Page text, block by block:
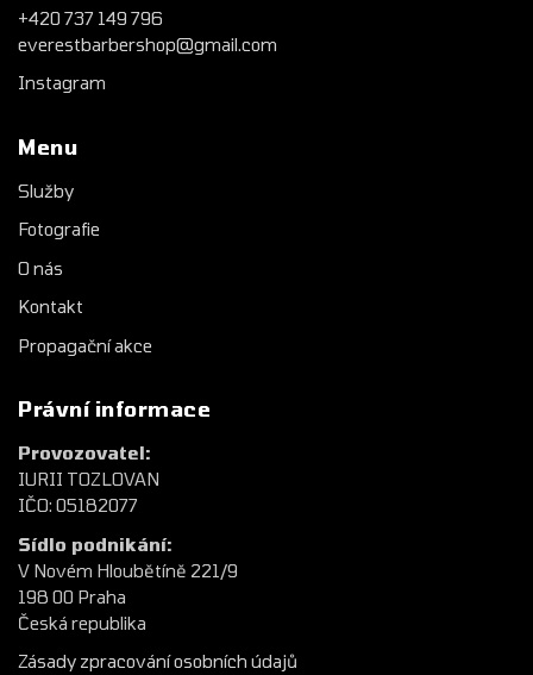
+420 737 149 796
everestbarbershop@gmail.com
Instagram
Menu
Služby
Fotografie
O nás
Kontakt
Propagační akce
Právní informace
Provozovatel:
IURII TOZLOVAN
IČO: 05182077
Sídlo podnikání:
V Novém Hloubětíně 221/9
198 00 Praha
Česká republika
Zásady zpracování osobních údajů